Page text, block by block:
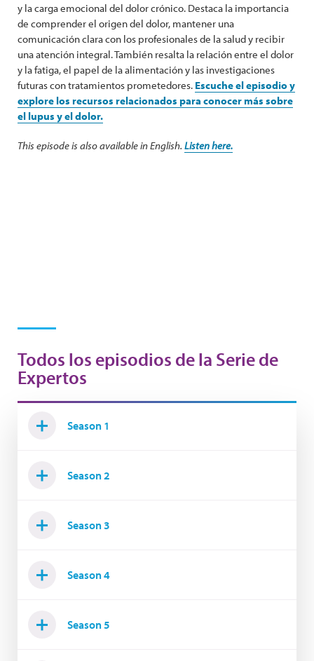
y la carga emocional del dolor crónico. Destaca la importancia
de comprender el origen del dolor, mantener una
comunicación clara con los profesionales de la salud y recibir
una atención integral. También resalta la relación entre el dolor
y la fatiga, el papel de la alimentación y las investigaciones
futuras con tratamientos prometedores. Escuche el episodio y
explore los recursos relacionados para conocer más sobre
el lupus y el dolor.
This episode is also available in English. Listen here.
Todos los episodios de la Serie de
Expertos
Season 1
Season 2
Season 3
Season 4
Season 5